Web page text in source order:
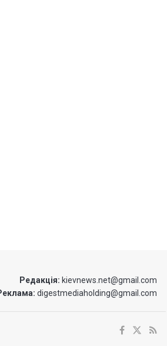
Редакція: kievnews.net@gmail.com
digestmediaholding@gmail.com